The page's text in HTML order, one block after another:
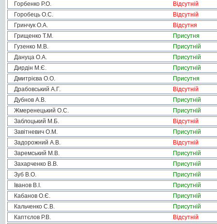
Горбенко Р.О.
Відсутній
Горобець О.С.
Відсутній
Гринчук О.А.
Відсутня
Грищенко Т.М.
Присутня
Гузенко М.В.
Присутній
Дануца О.А.
Присутній
Дирдін М.Є.
Присутній
Дмитрієва О.О.
Присутня
Драбовський А.Г.
Відсутній
Дубнов А.В.
Присутній
Жмеренецький О.С.
Присутній
Заблоцький М.Б.
Відсутній
Завітневич О.М.
Присутній
Задорожний А.В.
Відсутній
Заремський М.В.
Присутній
Захарченко В.В.
Присутній
Зуб В.О.
Присутній
Іванов В.І.
Присутній
Кабанов О.Є.
Присутній
Кальченко С.В.
Присутній
Каптєлов Р.В.
Відсутній